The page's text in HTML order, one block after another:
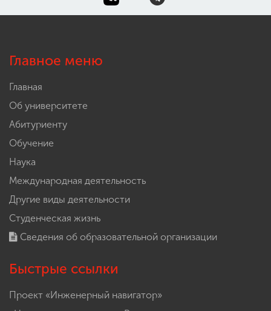
Главное меню
Главная
Об университете
Абитуриенту
Обучение
Наука
Международная деятельность
Другие виды деятельности
Студенческая жизнь
Сведения об образовательной организации
Быстрые ссылки
Проект «Инженерный навигатор»